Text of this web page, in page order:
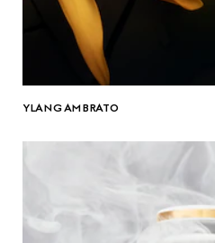
YLANG AMBRATO